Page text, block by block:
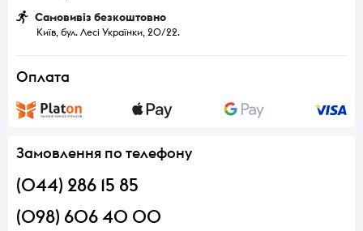
Самовивіз безкоштовно
Київ, бул. Лесі Українки, 20/22.
Оплата
Замовлення по телефону
(044) 286 15 85
(098) 606 40 00